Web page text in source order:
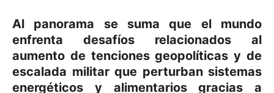
Al panorama se suma que el mundo
enfrenta desafíos relacionados al
aumento de tenciones geopolíticas y de
escalada militar que perturban sistemas
energéticos y alimentarios gracias a